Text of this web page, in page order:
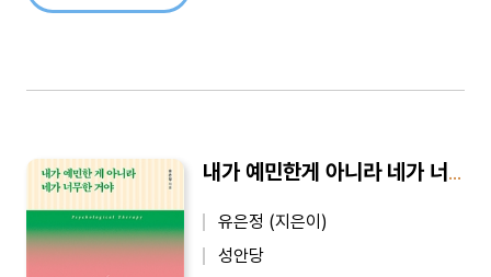
내가 예민한게 아니라 네가 너무한 거야
유은정 (지은이)
성안당